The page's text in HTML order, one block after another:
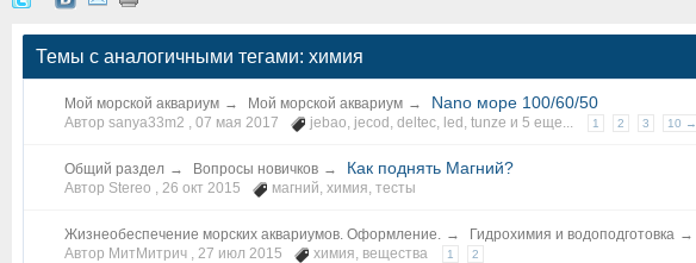
Темы с аналогичными тегами: химия
Мой морской аквариум → Мой морской аквариум → Nano море 100/60/50
Автор sanya33m2 , 07 мая 2017 jebao, jecod , deltec, led , tunze и 5 еще... 1 2 3 10 →
Общий раздел → Вопросы новичков → Как поднять Магний?
Автор Stereo , 26 окт 2015 магний, химия, тесты
Жизнеобеспечение морских аквариумов. Оформление. → Гидрохимия и водоподготовка →
Автор МитМитрич , 27 июл 2015 химия, вещества 1 2